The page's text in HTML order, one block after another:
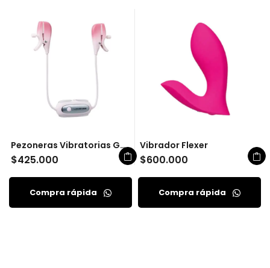
Pezoneras Vibratorias Gemini Lovense
$425.000
Compra rápida
Vibrador Flexer
$600.000
Compra rápida